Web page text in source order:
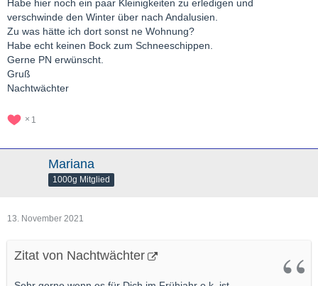
Habe hier noch ein paar Kleinigkeiten zu erledigen und
verschwinde den Winter über nach Andalusien.
Zu was hätte ich dort sonst ne Wohnung?
Habe echt keinen Bock zum Schneeschippen.
Gerne PN erwünscht.
Gruß
Nachtwächter
1
Mariana
1000g Mitglied
13. November 2021
Zitat von Nachtwächter